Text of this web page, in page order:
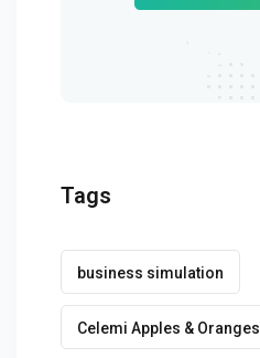
Tags
business simulation
Celemi Apples & Oranges